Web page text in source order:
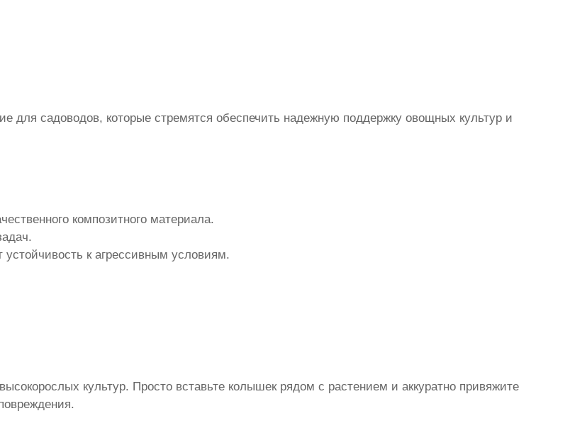
для садоводов, которые стремятся обеспечить надежную поддержку овощных культур и
композитного материала.
устойчивость к агрессивным условиям.
культур. Просто вставьте колышек рядом с растением и аккуратно привяжите